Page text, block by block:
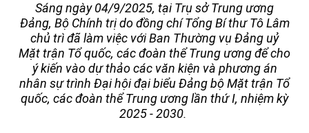
Sáng ngày 04/9/2025, tại Trụ sở Trung ương
Đảng, Bộ Chính trị do đồng chí Tổng Bí thư Tô Lâm
chủ trì đã làm việc với Ban Thường vụ Đảng uỷ
Mặt trận Tổ quốc, các đoàn thể Trung ương để cho
ý kiến vào dự thảo các văn kiện và phương án
nhân sự trình Đại hội đại biểu Đảng bộ Mặt trận Tổ
quốc, các đoàn thể Trung ương lần thứ I, nhiệm kỳ
2025 - 2030.